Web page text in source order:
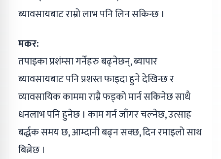
ब्यावसायबाट राम्रो लाभ पनि लिन सकिन्छ ।
मकर:
तपाइका प्रशंम्सा गर्नेहरु बढ्नेछन्, ब्यापार
ब्यावसायबाट पनि प्रशस्त फाइदा हुने देखिन्छ र
व्यावसायिक काममा राम्रै फड्को मार्न सकिनेछ साथै
धनलाभ पनि हुनेछ । काम गर्न जाँगर चल्नेछ, उत्साह
बर्द्धक समय छ, आम्दानी बढ्न सक्छ, दिन रमाइलो साथ
बित्नेछ ।